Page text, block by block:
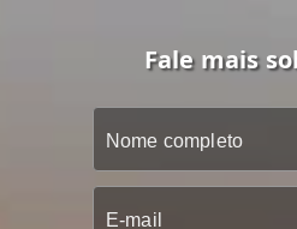
Fale mais